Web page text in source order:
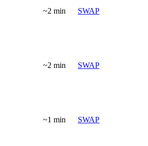
~2 min SWAP
~2 min SWAP
~1 min SWAP